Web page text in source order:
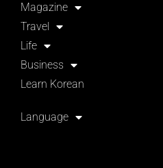
Magazine
Travel
Life
Business
Learn Korean
Language